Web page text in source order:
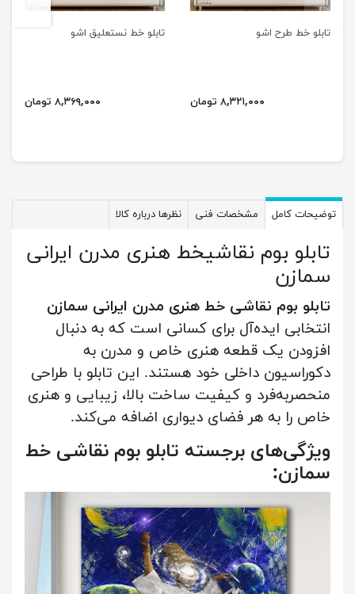
تابلو خط طرح اشو
۸,۳۲۱,۰۰۰ تومان
تابلو خط نستعلیق اشو
۸,۳۶۹,۰۰۰ تومان
توضیحات کامل مشخصات فنی نظرها درباره کالا
تابلو بوم نقاشیخط هنری مدرن ایرانی
سمازن
تابلو بوم نقاشی خط هنری مدرن ایرانی سمازن
انتخابی ایده‌آل برای کسانی است که به دنبال
افزودن یک قطعه هنری خاص و مدرن به
دکوراسیون داخلی خود هستند. این تابلو با طراحی
منحصربه‌فرد و کیفیت ساخت بالا، زیبایی و هنری
خاص را به هر فضای دیواری اضافه می‌کند.
ویژگی‌های برجسته تابلو بوم نقاشی خط
سمازن: